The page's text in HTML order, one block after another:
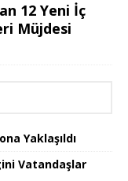
12 Yeni İç
Müjdesi
Yaklaşıldı
Vatandaşlar